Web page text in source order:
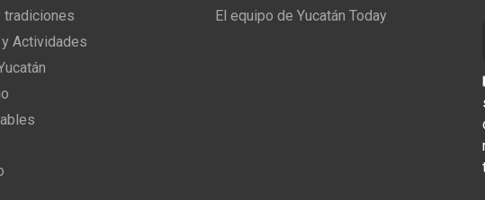
tradiciones
Actividades
El equipo de Yucatán Today